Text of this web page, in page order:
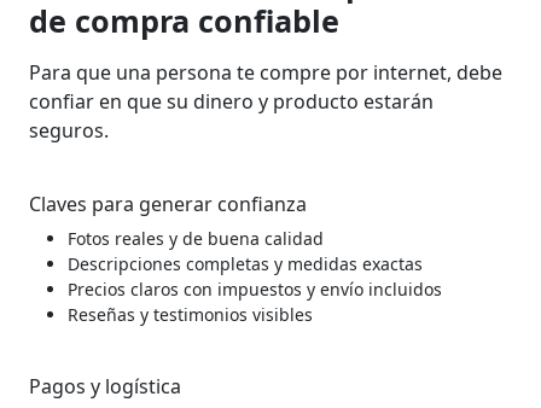
de compra confiable
Para que una persona te compre por internet, debe
confiar en que su dinero y producto estarán
seguros.
Claves para generar confianza
Fotos reales y de buena calidad
Descripciones completas y medidas exactas
Precios claros con impuestos y envío incluidos
Reseñas y testimonios visibles
Pagos y logística